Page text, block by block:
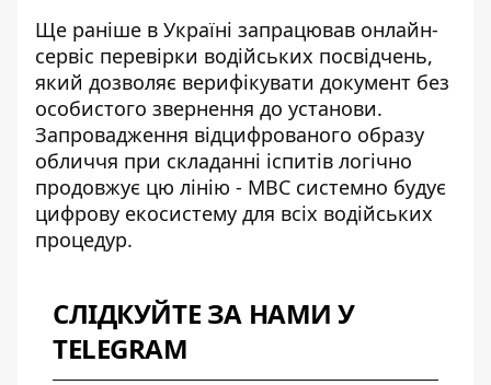
Ще раніше в Україні запрацював онлайн-
сервіс перевірки водійських посвідчень,
який дозволяє верифікувати документ без
особистого звернення до установи.
Запровадження відцифрованого образу
обличчя при складанні іспитів логічно
продовжує цю лінію - МВС системно будує
цифрову екосистему для всіх водійських
процедур.
СЛІДКУЙТЕ ЗА НАМИ У
TELEGRAM